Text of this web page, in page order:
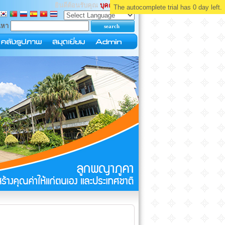
ยินดีต้อนรับคุณ บุคคลทั่วไป
า
The autocomplete trial has 0 day left.